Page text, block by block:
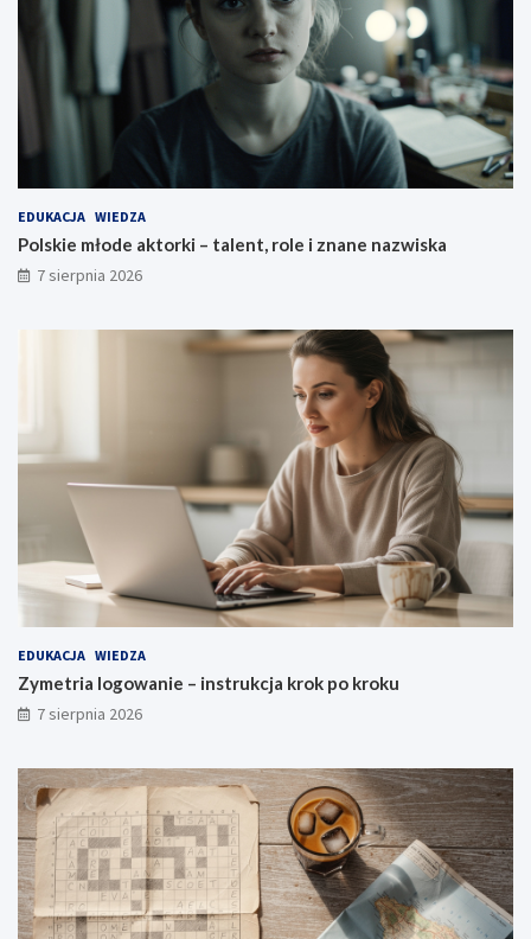
EDUKACJA WIEDZA
Polskie młode aktorki – talent, role i znane nazwiska
7 sierpnia 2026
EDUKACJA WIEDZA
Zymetria logowanie – instrukcja krok po kroku
7 sierpnia 2026